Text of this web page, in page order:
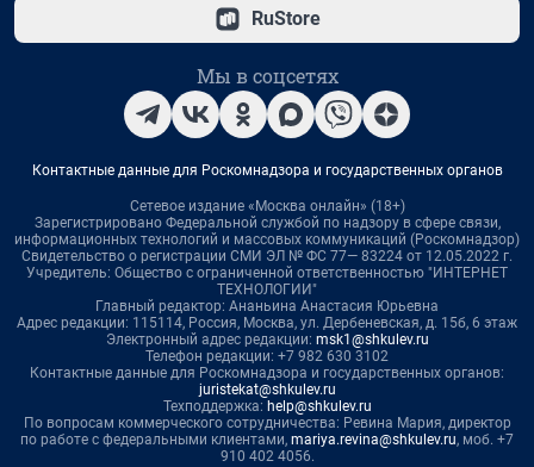
RuStore
Мы в соцсетях
Контактные данные для Роскомнадзора и государственных органов
Сетевое издание «Москва онлайн» (18+)
Зарегистрировано Федеральной службой по надзору в сфере связи,
информационных технологий и массовых коммуникаций (Роскомнадзор)
Свидетельство о регистрации СМИ ЭЛ № ФС 77— 83224 от 12.05.2022 г.
Учредитель: Общество с ограниченной ответственностью "ИНТЕРНЕТ
ТЕХНОЛОГИИ"
Главный редактор: Ананьина Анастасия Юрьевна
Адрес редакции: 115114, Россия, Москва, ул. Дербеневская, д. 15б, 6 этаж
Электронный адрес редакции: msk1@shkulev.ru
Телефон редакции: +7 982 630 3102
Контактные данные для Роскомнадзора и государственных органов:
juristekat@shkulev.ru
Техподдержка: help@shkulev.ru
По вопросам коммерческого сотрудничества: Ревина Мария, директор
по работе с федеральными клиентами, mariya.revina@shkulev.ru, моб. +7
910 402 4056.